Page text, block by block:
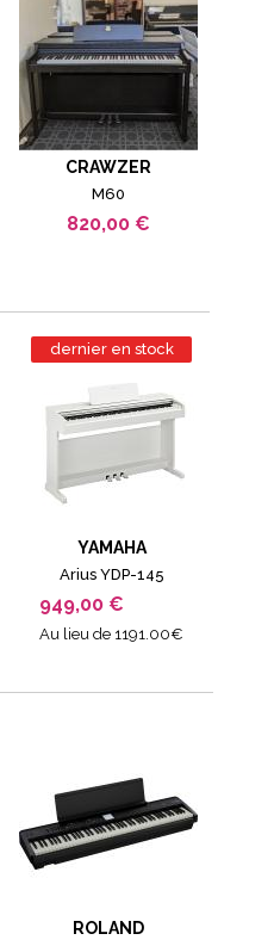
CRAWZER
M60
820,00 €
dernier en stock
YAMAHA
Arius YDP-145
949,00 €
Au lieu de 1191.00€
ROLAND